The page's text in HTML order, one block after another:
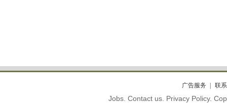
广告服务 联
Jobs. Contact us. Privacy Policy.